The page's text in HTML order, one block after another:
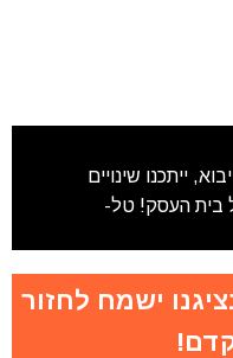
ייתכנו שינויים
בית העסק! טל-
ישמח לחזור